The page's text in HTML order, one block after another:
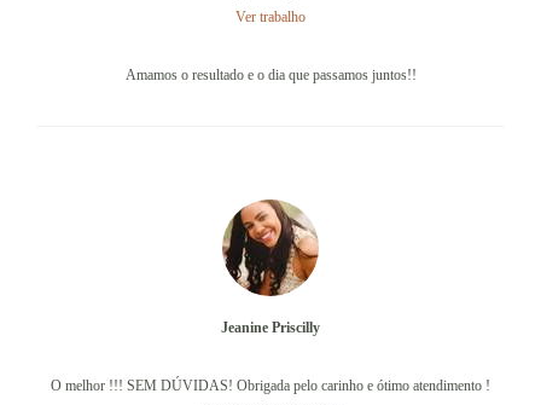
Amamos o resultado e o dia que passamos juntos!!
Ver trabalho
O melhor !!! SEM DÚVIDAS! Obrigada pelo carinho e ótimo atendimento !
Jeanine Priscilly